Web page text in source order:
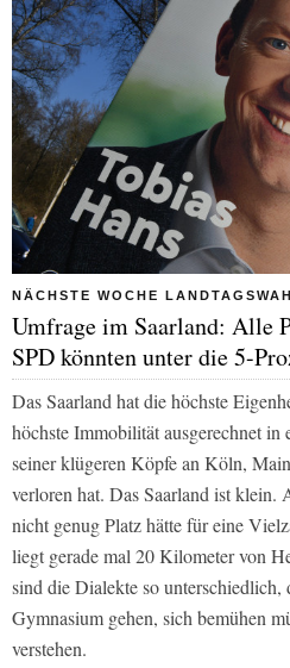
NÄCHSTE WOCHE
Umfrage im Saarland: Alle
SPD könnten unter die 5-
Das Saarland hat die höchste
höchste Immobilität ausgerechnet in
seiner klügeren Köpfe an Köln,
verloren hat. Das Saarland ist klein.
nicht genug Platz hätte für eine
liegt gerade mal 20 Kilometer von
sind die Dialekte so unterschiedlich,
Gymnasium gehen, sich bemühen
verstehen.